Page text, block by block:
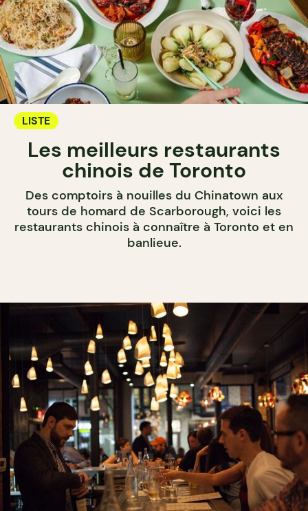
LISTE
Les meilleurs restaurants
chinois de Toronto
Des comptoirs à nouilles du Chinatown aux
tours de homard de Scarborough, voici les
restaurants chinois à connaître à Toronto et en
banlieue.